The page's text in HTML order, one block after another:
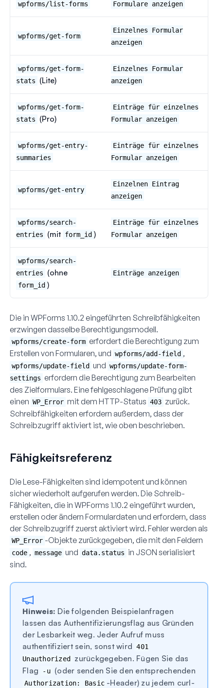
wpforms/list-forms Formulare anzeigen
wpforms/get-form
Einzelnes Formular
anzeigen
wpforms/get-form-
stats
(Lite)
Einzelnes Formular
anzeigen
wpforms/get-form-
stats
(Pro)
Einträge für einzelnes
Formular anzeigen
wpforms/get-entry-
summaries
Einträge für einzelnes
Formular anzeigen
wpforms/get-entry
Einzelnen Eintrag
anzeigen
wpforms/search-
entries
(mit form_id )
Einträge für einzelnes
Formular anzeigen
wpforms/search-
entries
(ohne
form_id )
Einträge anzeigen
Die in WPForms 1.10.2 eingeführten Schreibfähigkeiten
erzwingen dasselbe Berechtigungsmodell.
wpforms/create-form erfordert die Berechtigung zum
Erstellen von Formularen, und wpforms/add-field ,
wpforms/update-field und wpforms/update-form-
settings erfordern die Berechtigung zum Bearbeiten
des Zielformulars. Eine fehlgeschlagene Prüfung gibt
einen WP_Error mit dem HTTP-Status 403 zurück.
Schreibfähigkeiten erfordern außerdem, dass der
Schreibzugriff aktiviert ist, wie oben beschrieben.
Fähigkeitsreferenz
Die Lese-Fähigkeiten sind idempotent und können
sicher wiederholt aufgerufen werden. Die Schreib-
Fähigkeiten, die in WPForms 1.10.2 eingeführt wurden,
erstellen oder ändern Formulardaten und erfordern, dass
der Schreibzugriff zuerst aktiviert wird. Fehler werden als
WP_Error -Objekte zurückgegeben, die mit den Feldern
code , message und data.status in JSON serialisiert
sind.
Hinweis: Die folgenden Beispielanfragen
lassen das Authentifizierungsflag aus Gründen
der Lesbarkeit weg. Jeder Aufruf muss
authentifiziert sein, sonst wird 401
Unauthorized zurückgegeben. Fügen Sie das
Flag
-u (oder senden Sie den entsprechenden
Authorization: Basic -Header) zu jedem curl-